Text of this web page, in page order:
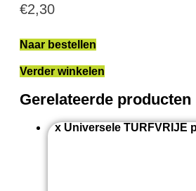
€2,30
Naar bestellen
Verder winkelen
Gerelateerde producten
x Universele TURFVRIJE